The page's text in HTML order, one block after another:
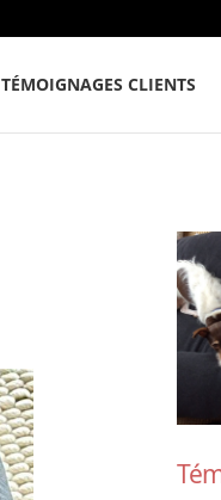
TÉMOIGNAGES CLIENTS